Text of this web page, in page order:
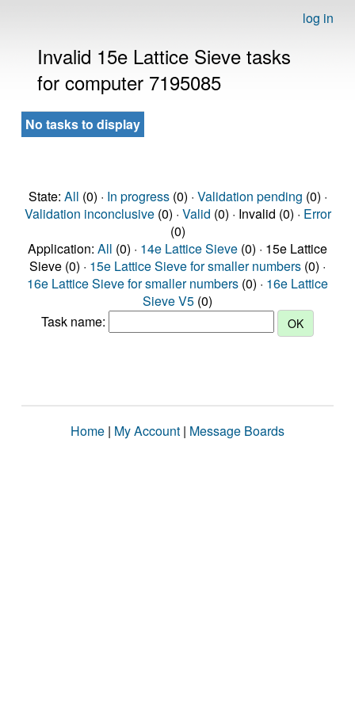
log in
Invalid 15e Lattice Sieve tasks
for computer 7195085
No tasks to display
State: All (0) · In progress(0) · Validation pending (0) ·
Validation inconclusive(0) · Valid (0) · Invalid (0) · Error
(0)
Application: All (0) · 14e Lattice Sieve (0) · 15e Lattice
Sieve (0) · 15e Lattice Sieve for smaller numbers (0) ·
16e Lattice Sieve for smaller numbers (0) · 16e Lattice
Sieve V5 (0)
Task name:
Home | My Account | Message Boards